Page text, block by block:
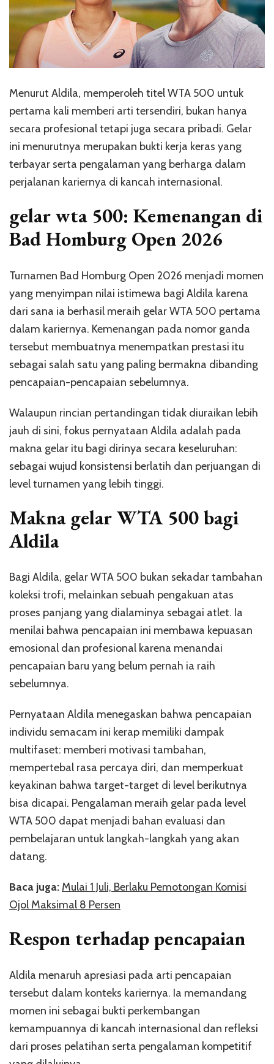
Menurut Aldila, memperoleh titel WTA 500 untuk
pertama kali memberi arti tersendiri, bukan hanya
secara profesional tetapi juga secara pribadi. Gelar
ini menurutnya merupakan bukti kerja keras yang
terbayar serta pengalaman yang berharga dalam
perjalanan kariernya di kancah internasional.
gelar wta 500: Kemenangan di
Bad Homburg Open 2026
Turnamen Bad Homburg Open 2026 menjadi momen
yang menyimpan nilai istimewa bagi Aldila karena
dari sana ia berhasil meraih gelar WTA 500 pertama
dalam kariernya. Kemenangan pada nomor ganda
tersebut membuatnya menempatkan prestasi itu
sebagai salah satu yang paling bermakna dibanding
pencapaian-pencapaian sebelumnya.
Walaupun rincian pertandingan tidak diuraikan lebih
jauh di sini, fokus pernyataan Aldila adalah pada
makna gelar itu bagi dirinya secara keseluruhan:
sebagai wujud konsistensi berlatih dan perjuangan di
level turnamen yang lebih tinggi.
Makna gelar WTA 500 bagi
Aldila
Bagi Aldila, gelar WTA 500 bukan sekadar tambahan
koleksi trofi, melainkan sebuah pengakuan atas
proses panjang yang dialaminya sebagai atlet. Ia
menilai bahwa pencapaian ini membawa kepuasan
emosional dan profesional karena menandai
pencapaian baru yang belum pernah ia raih
sebelumnya.
Pernyataan Aldila menegaskan bahwa pencapaian
individu semacam ini kerap memiliki dampak
multifaset: memberi motivasi tambahan,
mempertebal rasa percaya diri, dan memperkuat
keyakinan bahwa target-target di level berikutnya
bisa dicapai. Pengalaman meraih gelar pada level
WTA 500 dapat menjadi bahan evaluasi dan
pembelajaran untuk langkah-langkah yang akan
datang.
Baca juga: Mulai 1 Juli, Berlaku Pemotongan Komisi
Ojol Maksimal 8 Persen
Respon terhadap pencapaian
Aldila menaruh apresiasi pada arti pencapaian
tersebut dalam konteks kariernya. Ia memandang
momen ini sebagai bukti perkembangan
kemampuannya di kancah internasional dan refleksi
dari proses pelatihan serta pengalaman kompetitif